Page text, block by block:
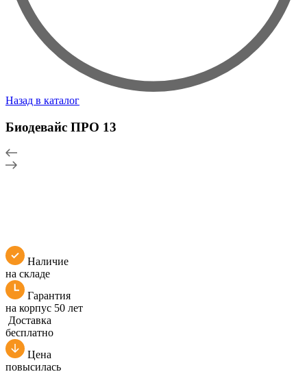
Назад в каталог
Биодевайс ПРО 13
Наличие
на складе
Гарантия
на корпус 50 лет
Доставка
бесплатно
Цена
повысилась